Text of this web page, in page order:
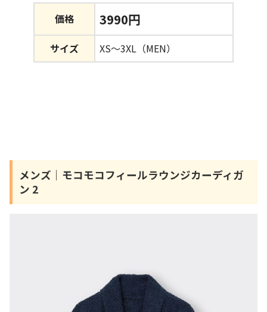
価格 3990円
サイズ XS～3XL（MEN）
メンズ｜モコモコフィールラウンジカーディガ
ン 2